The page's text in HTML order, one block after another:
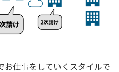
お仕事をしていくスタイルで